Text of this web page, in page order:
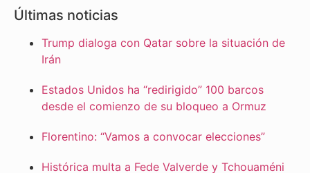
Últimas noticias
Trump dialoga con Qatar sobre la situación de
Irán
Estados Unidos ha “redirigido” 100 barcos
desde el comienzo de su bloqueo a Ormuz
Florentino: “Vamos a convocar elecciones”
Histórica multa a Fede Valverde y Tchouaméni